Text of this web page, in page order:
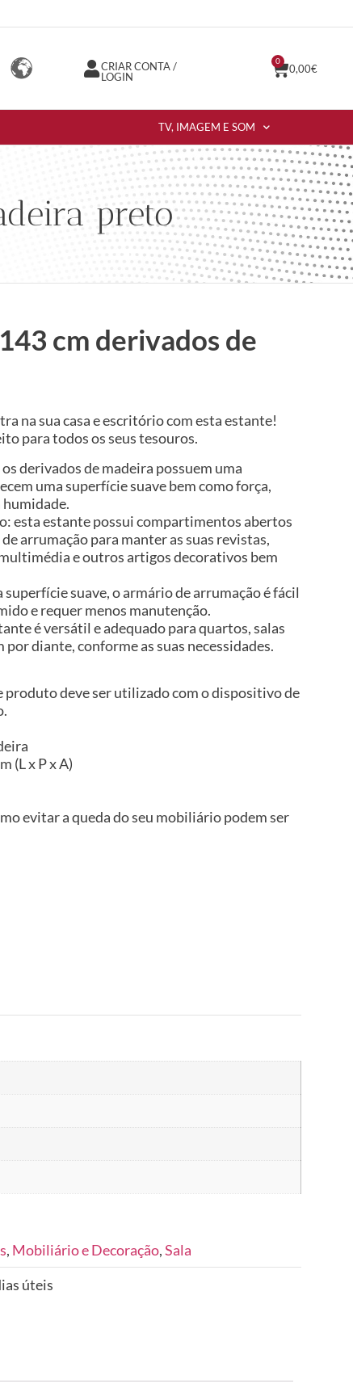
CRIAR CONTA /
LOGIN
0,00€
0
TV, IMAGEM E SOM
preto
cm derivados de
na sua casa e escritório com esta estante!
para todos os seus tesouros.
derivados de madeira possuem uma
uma superfície suave bem como força,
esta estante possui compartimentos abertos
arrumação para manter as suas revistas,
e outros artigos decorativos bem
superfície suave, o armário de arrumação é fácil
e requer menos manutenção.
é versátil e adequado para quartos, salas
por diante, conforme as suas necessidades.
produto deve ser utilizado com o dispositivo de
(L x P x A)
evitar a queda do seu mobiliário podem ser
, Mobiliário e Decoração,Sala
úteis